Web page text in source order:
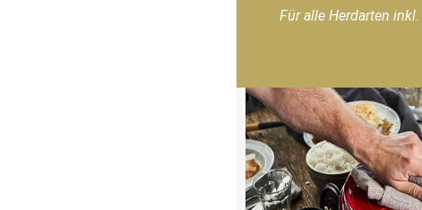
Für alle Herdarten